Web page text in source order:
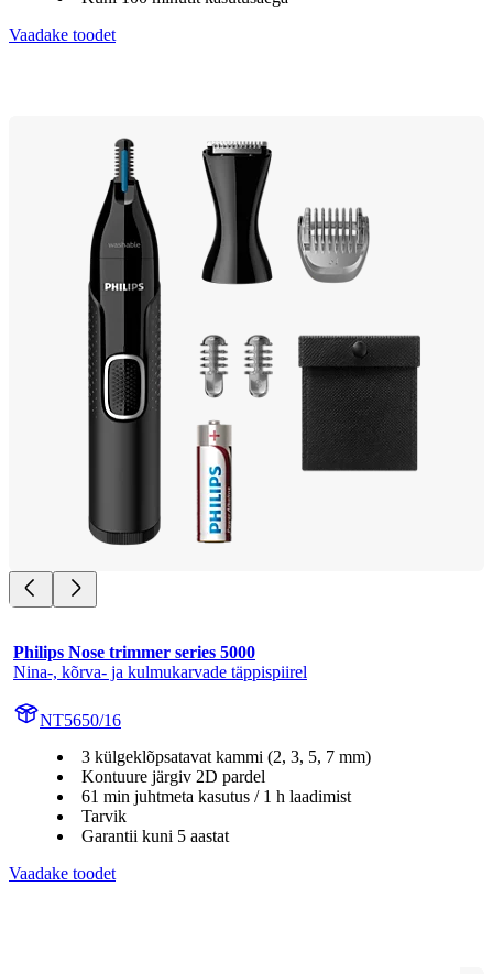
Vaadake toodet
Philips Nose trimmer series 5000
Nina-, kõrva- ja kulmukarvade täppispiirel
NT5650/16
3 külgeklõpsatavat kammi (2, 3, 5, 7 mm)
Kontuure järgiv 2D pardel
61 min juhtmeta kasutus / 1 h laadimist
Tarvik
Garantii kuni 5 aastat
Vaadake toodet